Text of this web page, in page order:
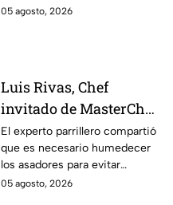
05 agosto, 2026
Luis Rivas, Chef
invitado de MasterChef
24/7 destaca la
importancia del agua
para la preparación de
cualquier asado
El experto parrillero compartió
que es necesario humedecer
los asadores para evitar
accidentes
05 agosto, 2026